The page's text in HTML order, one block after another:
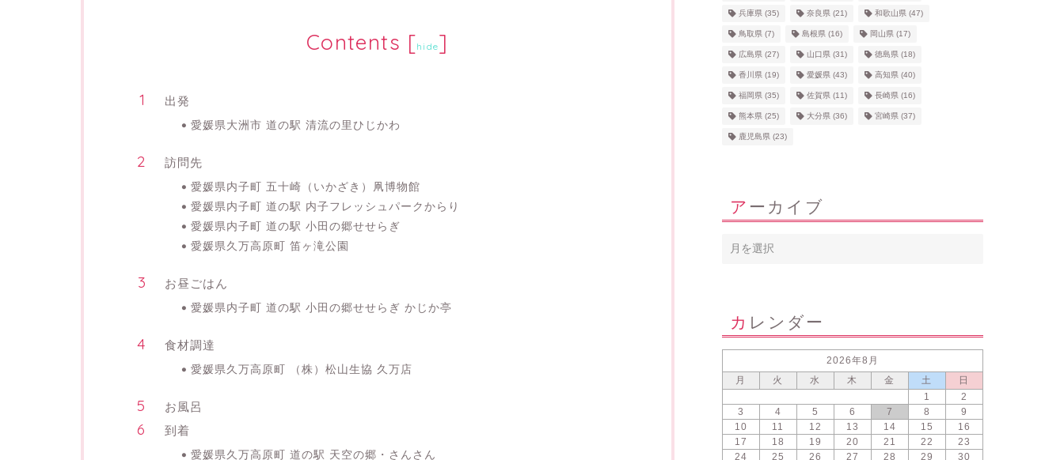
Contents [hide]
出発
愛媛県大洲市 道の駅 清流の里ひじかわ
訪問先
愛媛県内子町 五十崎（いかざき）凧博物館
愛媛県内子町 道の駅 内子フレッシュパークからり
愛媛県内子町 道の駅 小田の郷せせらぎ
愛媛県久万高原町 笛ヶ滝公園
お昼ごはん
愛媛県内子町 道の駅 小田の郷せせらぎ かじか亭
食材調達
愛媛県久万高原町 （株）松山生協 久万店
お風呂
到着
愛媛県久万高原町 道の駅 天空の郷・さんさん
兵庫県(35) 奈良県(21) 和歌山県(47)
鳥取県(7) 島根県(16) 岡山県(17)
広島県(27) 山口県(31) 徳島県(18)
香川県(19) 愛媛県(43) 高知県(40)
福岡県(35) 佐賀県(11) 長崎県(16)
熊本県(25) 大分県(36) 宮崎県(37)
鹿児島県(23)
アーカイブ
カレンダー
2026年8月
月
火 水 木 金 土
日
1
2
3
4 5 6 7 8
9
10
11 12 13 14 15
16
17
18 19 20 21 22
23
24
25 26 27 28 29 30